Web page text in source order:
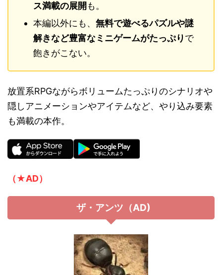
ス満載の展開 も。
本編以外にも、 無料で遊べるパズルや謎
解きなど豊富なミニゲームがたっぷりで
飽きがこない。
放置系RPGながらボリュームたっぷりのシナリオや
隠しアニメーションやアイテムなど、やり込み要素
も満載の本作。
（★AD）
ザ・アンツ（AD)